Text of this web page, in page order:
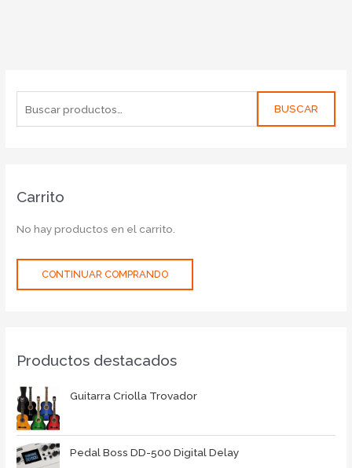
BUSCAR
Carrito
No hay productos en el carrito.
CONTINUAR COMPRANDO
Productos destacados
Guitarra Criolla Trovador
Pedal Boss DD-500 Digital Delay